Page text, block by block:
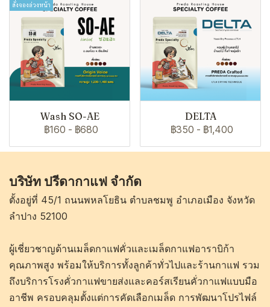
สั่งจองล่วงหน้า
Wash SO-AE
฿160 - ฿680
DELTA
฿350 - ฿1,400
บริษัท ปรีดากาแฟ จำกัด
ตั้งอยู่ที่ 45/1 ถนนพหลโยธิน ตำบลชมพู อำเภอเมือง จังหวัด
ลำปาง 52100
ผู้เชี่ยวชาญด้านเมล็ดกาแฟคั่วและเมล็ดกาแฟอาราบิก้า
คุณภาพสูง พร้อมให้บริการทั้งลูกค้าทั่วไปและร้านกาแฟ รวม
ถึงบริการโรงคั่วกาแฟขายส่งและคอร์สเรียนคั่วกาแฟแบบมือ
อาชีพ ครอบคลุมตั้งแต่การคัดเลือกเมล็ด การพัฒนาโปรไฟล์